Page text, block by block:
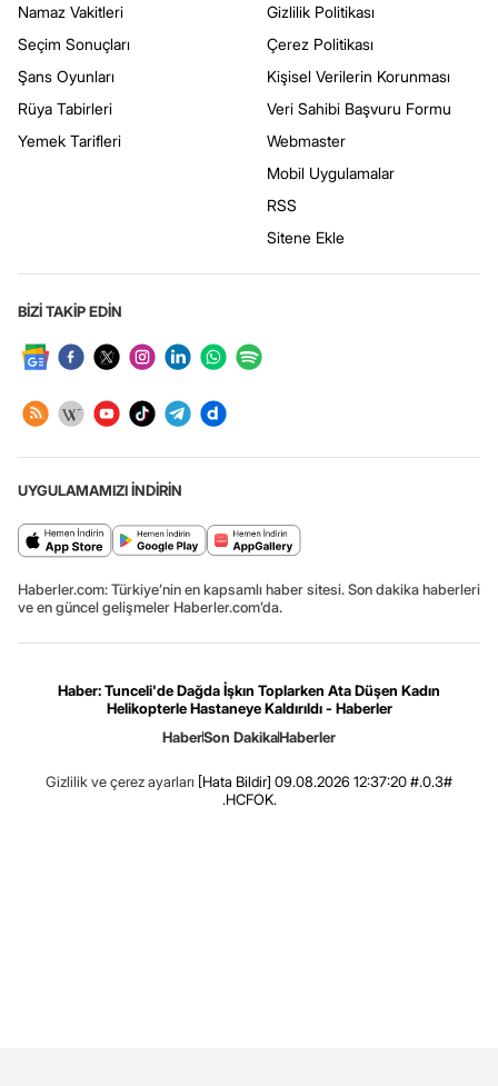
Namaz Vakitleri
Seçim Sonuçları
Şans Oyunları
Rüya Tabirleri
Yemek Tarifleri
Gizlilik Politikası
Çerez Politikası
Kişisel Verilerin Korunması
Veri Sahibi Başvuru Formu
Webmaster
Mobil Uygulamalar
RSS
Sitene Ekle
BİZİ TAKİP EDİN
UYGULAMAMIZI İNDİRİN
Haberler.com: Türkiye’nin en kapsamlı haber sitesi. Son dakika haberleri
ve en güncel gelişmeler Haberler.com’da.
Haber: Tunceli'de Dağda İşkın Toplarken Ata Düşen Kadın
Helikopterle Hastaneye Kaldırıldı - Haberler
HaberSon DakikaHaberler
Gizlilik ve çerez ayarları [Hata Bildir] 09.08.2026 12:37:20 #.0.3#
.HCFOK.